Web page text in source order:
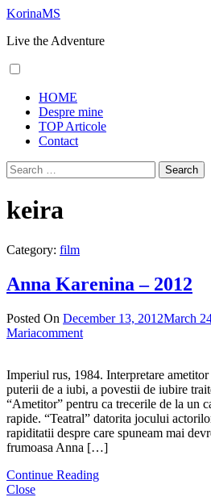
Skip
content
KorinaMS
Live the Adventure
Menu
HOME
Despre mine
TOP Articole
Contact
Search
for:
keira
Category: film
Anna Karenina – 2012
Posted On December 13, 2012March
Mariacomment
Imperiul rus, 1984. Interpretare
puterii de a iubi, a povestii de iubire
“Ametitor” pentru ca trecerile de la un
rapide. “Teatral” datorita jocului
rapiditatii despre care spuneam mai
frumoasa Anna […]
Continue Reading
Close